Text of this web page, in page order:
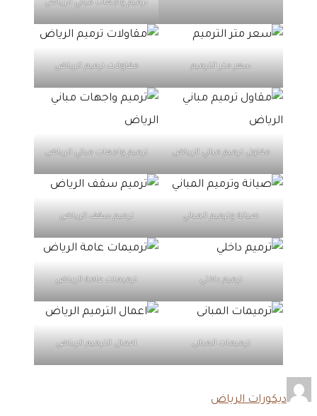
ترميم واجهات مباني الرياض
سعر متر الترميم مقاولات ترميم الرياض
مقاول ترميم مباني الرياض ترميم واجهات مباني الرياض
صيانة وترميم المباني ترميم سقف الرياض
ترميم داخلي ترميمات عامة الرياض
ترميمات المبانى اعمال الترميم الرياض
ديكورات الرياض